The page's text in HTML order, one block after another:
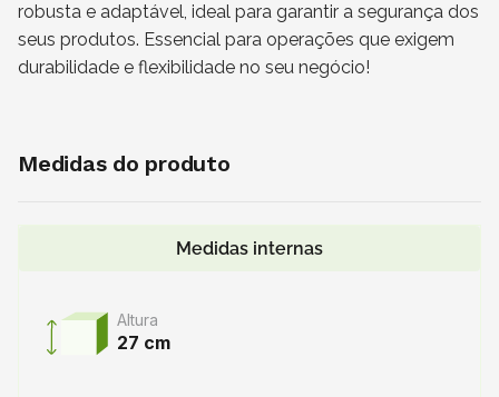
robusta e adaptável, ideal para garantir a segurança dos
seus produtos. Essencial para operações que exigem
durabilidade e flexibilidade no seu negócio!
Medidas do produto
Medidas internas
Altura
27 cm